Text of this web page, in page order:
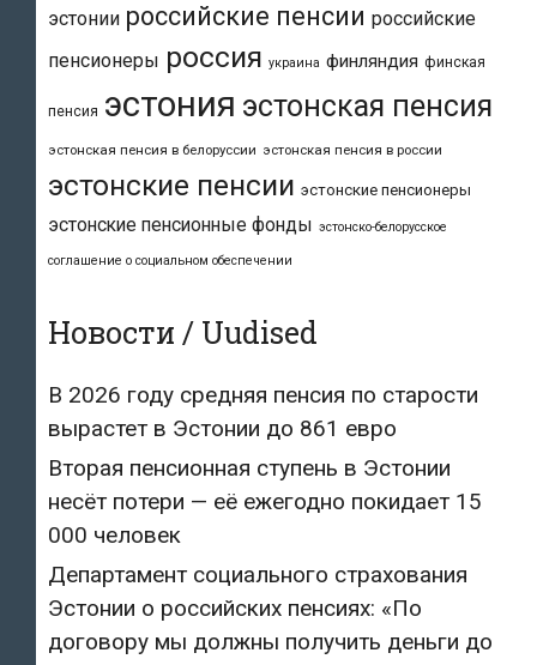
эстонии российские пенсии российские
пенсионеры россия украина финляндия финская
пенсия эстония эстонская пенсия
эстонская пенсия в белоруссии эстонская пенсия в россии
эстонские пенсии эстонские пенсионеры
эстонские пенсионные фонды эстонско-белорусское
соглашение о социальном обеспечении
Новости / Uudised
В 2026 году средняя пенсия по старости
вырастет в Эстонии до 861 евро
Вторая пенсионная ступень в Эстонии
несёт потери — её ежегодно покидает 15
000 человек
Департамент социального страхования
Эстонии о российских пенсиях: «По
договору мы должны получить деньги до